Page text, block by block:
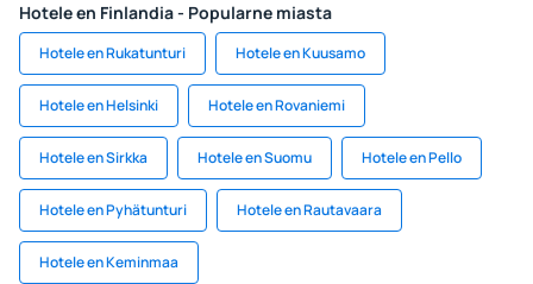
Hotele en Finlandia - Popularne miasta
Hotele en Rukatunturi Hotele en Kuusamo
Hotele en Helsinki Hotele en Rovaniemi
Hotele en Sirkka Hotele en Suomu Hotele en Pello
Hotele en Pyhätunturi Hotele en Rautavaara
Hotele en Keminmaa